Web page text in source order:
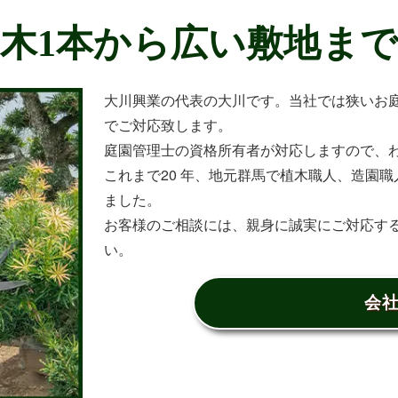
1本から広い敷地ま
大川興業の代表の大川です。当社では狭い
でご対応致します。
庭園管理士の資格所有者が対応しますので
これまで20 年、地元群馬で植木職人、造園
ました。
お客様のご相談には、親身に誠実にご対応
い。
会